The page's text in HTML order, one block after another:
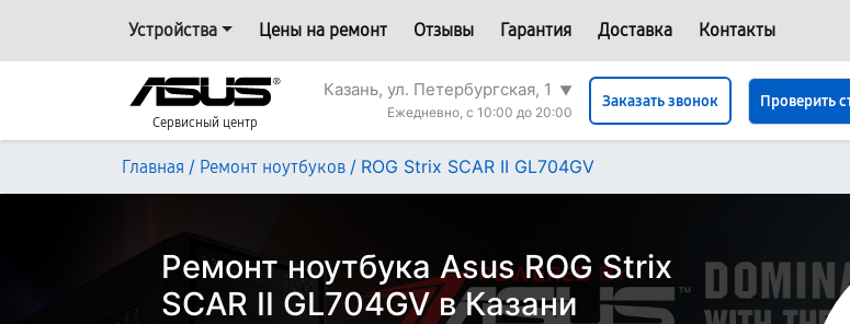
Устройства Цены на ремонт Отзывы Гарантия Доставка Контакты
Сервисный центр
Казань, ул. Петербургская, 1
▼
Ежедневно, с 10:00 до 20:00
Заказать звонок Проверить
Главная / Ремонт ноутбуков / ROG Strix SCAR II GL704GV
Ремонт ноутбука Asus ROG Strix
SCAR II GL704GV в Казани